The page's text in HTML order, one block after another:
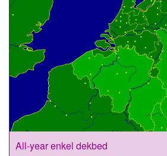
All-year enkel dekbed